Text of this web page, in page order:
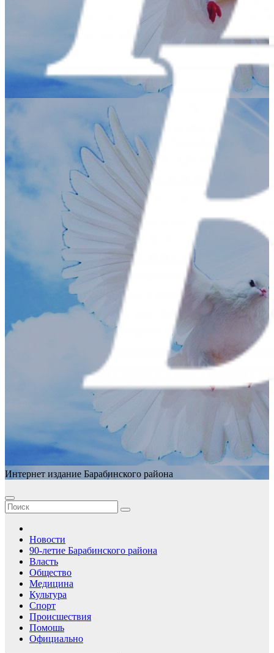
Интернет издание Барабинского района
Новости
90-летие Барабинского района
Власть
Общество
Медицина
Культура
Спорт
Происшествия
Помошь
Официально